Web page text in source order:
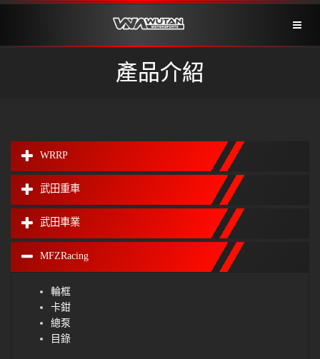
產品介紹
WRRP
武田重車
武田車業
MFZRacing
輪框
卡鉗
總泵
目錄